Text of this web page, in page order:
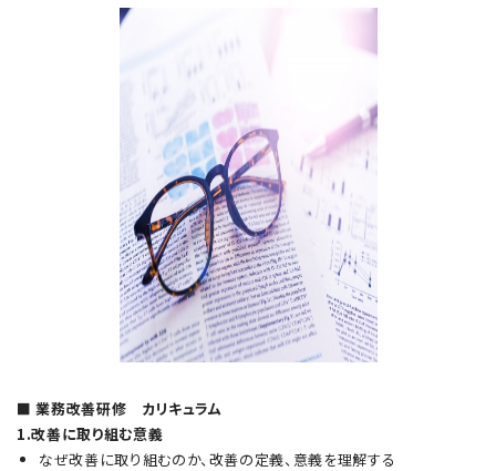
■ 業務改善研修 カリキュラム
1.改善に取り組む意義
なぜ改善に取り組むのか、改善の定義、意義を理解する